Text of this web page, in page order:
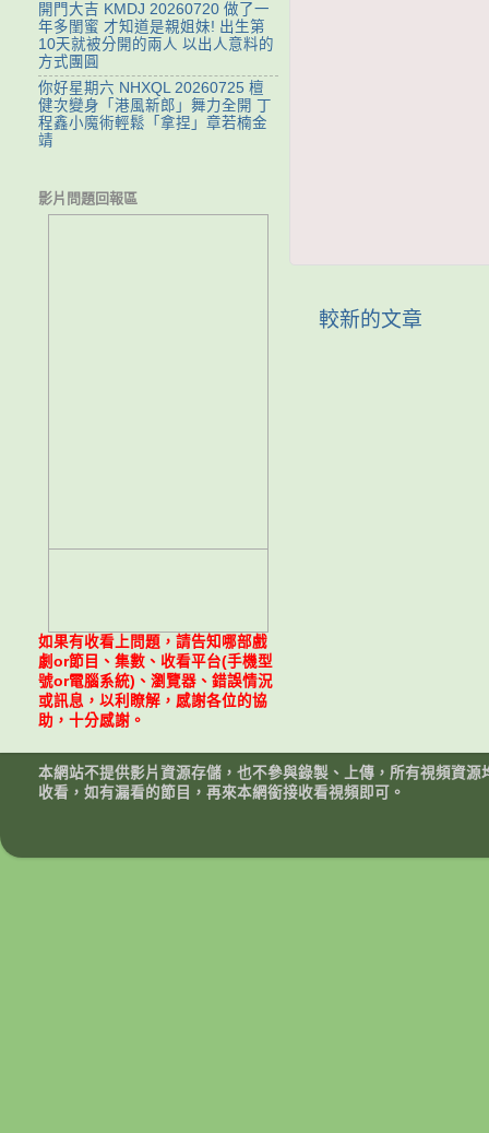
較新的文章
開門大吉 KMDJ 20260720 做了一
年多閨蜜 才知道是親姐妹! 出生第
10天就被分開的兩人 以出人意料的
方式團圓
你好星期六 NHXQL 20260725 檀
健次變身「港風新郎」舞力全開 丁
程鑫小魔術輕鬆「拿捏」章若楠金
靖
影片問題回報區
如果有收看上問題，請告知哪部戲
劇or節目、集數、收看平台(手機型
號or電腦系統)、瀏覽器、錯誤情況
或訊息，以利瞭解，感謝各位的協
助，十分感謝。
本網站不提供影片資源存儲，也不參與錄製、上傳，所有視頻資
收看，如有漏看的節目，再來本網銜接收看視頻即可。